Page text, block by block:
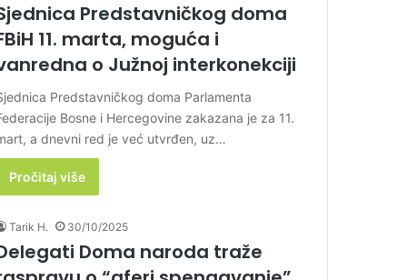
Predstavničkog doma
11. marta, moguća i
o Južnoj interkonekciji
Predstavničkog doma Parlamenta
Bosne i Hercegovine zakazana je za 11.
a dnevni red je već utvrđen, uz…
Pročitaj više
Tarik H. 30/10/2025
Doma naroda traže